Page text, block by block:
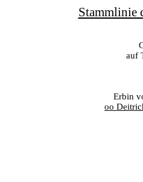
Stammlinie
auf
Erbin
oo